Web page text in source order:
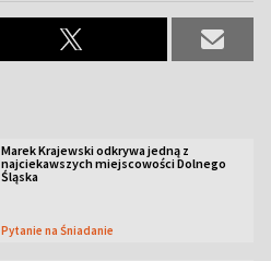
Marek Krajewski odkrywa jedną z
najciekawszych miejscowości Dolnego
Śląska
Pytanie na Śniadanie